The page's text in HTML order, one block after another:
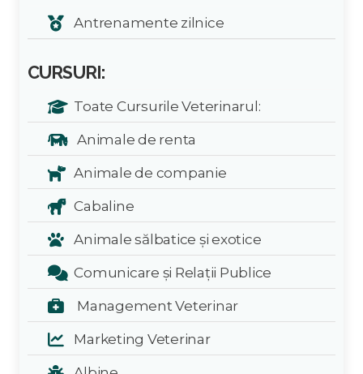
Antrenamente zilnice
CURSURI:
Toate Cursurile Veterinarul:
Animale de renta
Animale de companie
Cabaline
Animale sălbatice și exotice
Comunicare și Relații Publice
Management Veterinar
Marketing Veterinar